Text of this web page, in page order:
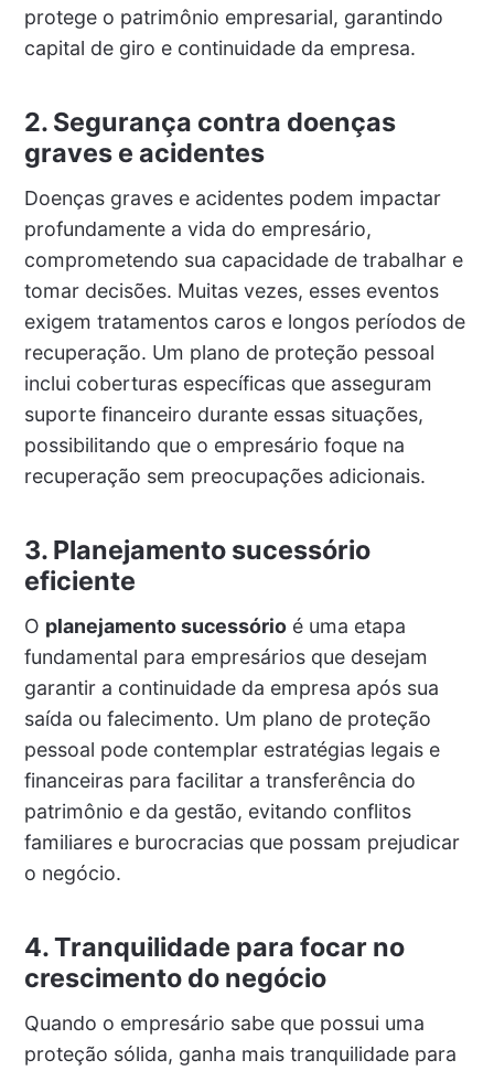
protege o patrimônio empresarial, garantindo
capital de giro e continuidade da empresa.
2. Segurança contra doenças
graves e acidentes
Doenças graves e acidentes podem impactar
profundamente a vida do empresário,
comprometendo sua capacidade de trabalhar e
tomar decisões. Muitas vezes, esses eventos
exigem tratamentos caros e longos períodos de
recuperação. Um plano de proteção pessoal
inclui coberturas específicas que asseguram
suporte financeiro durante essas situações,
possibilitando que o empresário foque na
recuperação sem preocupações adicionais.
3. Planejamento sucessório
eficiente
O planejamento sucessórioé uma etapa
fundamental para empresários que desejam
garantir a continuidade da empresa após sua
saída ou falecimento. Um plano de proteção
pessoal pode contemplar estratégias legais e
financeiras para facilitar a transferência do
patrimônio e da gestão, evitando conflitos
familiares e burocracias que possam prejudicar
o negócio.
4. Tranquilidade para focar no
crescimento do negócio
Quando o empresário sabe que possui uma
proteção sólida, ganha mais tranquilidade para